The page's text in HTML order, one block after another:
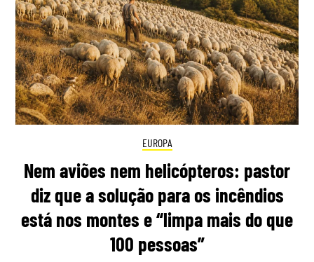
EUROPA
Nem aviões nem helicópteros: pastor
diz que a solução para os incêndios
está nos montes e “limpa mais do que
100 pessoas”